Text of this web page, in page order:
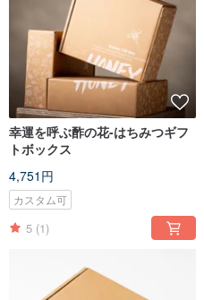
幸運を呼ぶ酢の花-はちみつギフ
トボックス
4,751円
カスタム可
5 (1)